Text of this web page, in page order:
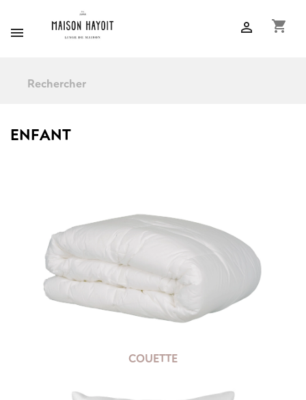
 shopping_cart

ENFANT
COUETTE